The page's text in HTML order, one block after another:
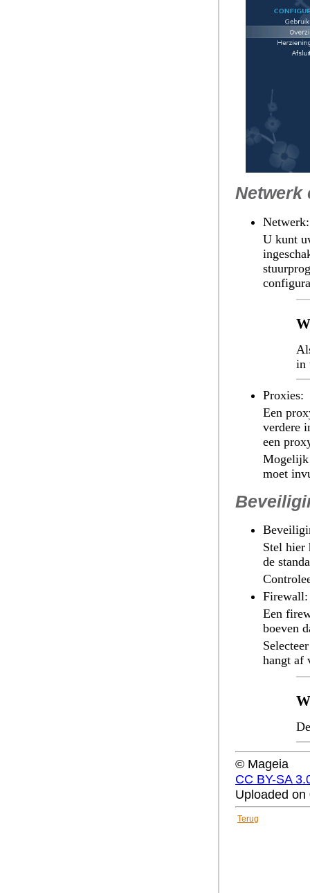
Netwerk
Netwerk:
U kunt
in
Proxies:
Een
verdere
een
Mogelijk
moet
Stel hier
de
Firewall:
Een
boeven
hangt af
© Mageia
CC BY-SA
Uploaded
Terug